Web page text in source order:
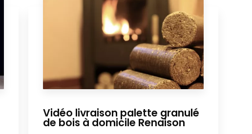
Vidéo livraison palette granulé
de bois à domicile Renaison